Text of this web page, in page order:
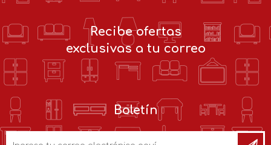
Recibe ofertas
exclusivas a tu correo
Boletín